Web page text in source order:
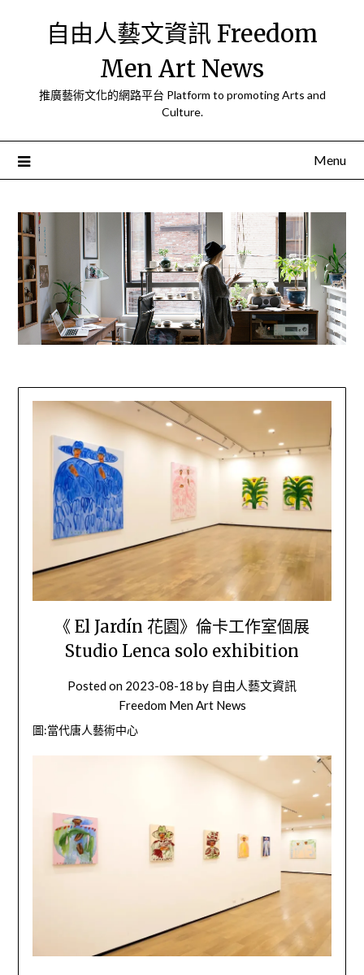
自由人藝文資訊 Freedom
Men Art News
推廣藝術文化的網路平台 Platform to promoting Arts and
Culture.
Menu
《 El Jardín 花園》倫卡工作室個展
Studio Lenca solo exhibition
Posted on 2023-08-18 by 自由人藝文資訊
Freedom Men Art News
圖:當代唐人藝術中心